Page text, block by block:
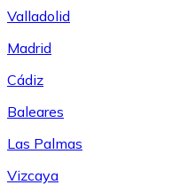
Valladolid
Madrid
Cádiz
Baleares
Las Palmas
Vizcaya